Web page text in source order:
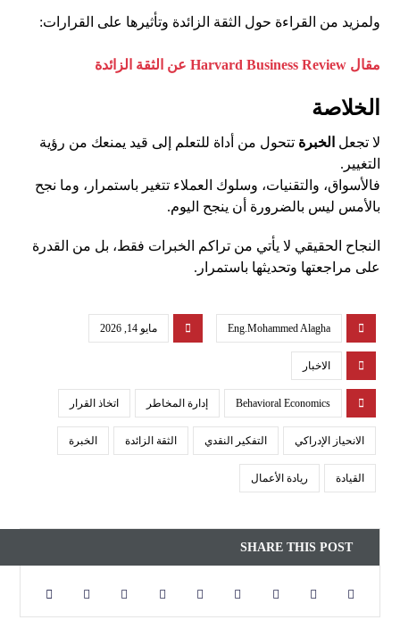
ولمزيد من القراءة حول الثقة الزائدة وتأثيرها على القرارات:
مقال Harvard Business Review عن الثقة الزائدة
الخلاصة
لا تجعل الخبرة تتحول من أداة للتعلم إلى قيد يمنعك من رؤية
التغيير.
فالأسواق، والتقنيات، وسلوك العملاء تتغير باستمرار، وما نجح
بالأمس ليس بالضرورة أن ينجح اليوم.
النجاح الحقيقي لا يأتي من تراكم الخبرات فقط، بل من القدرة
على مراجعتها وتحديثها باستمرار.
Eng.Mohammed Alagha مايو 14, 2026
الاخبار
Behavioral Economics إدارة المخاطر اتخاذ القرار
الانحياز الإدراكي التفكير النقدي الثقة الزائدة الخبرة
القيادة ريادة الأعمال